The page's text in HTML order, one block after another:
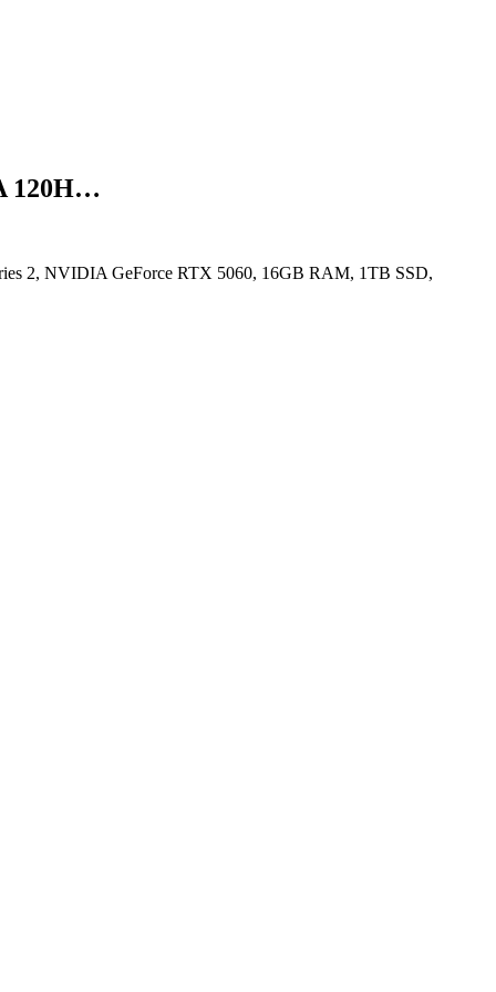
120H…
2, NVIDIA GeForce RTX 5060, 16GB RAM, 1TB SSD,